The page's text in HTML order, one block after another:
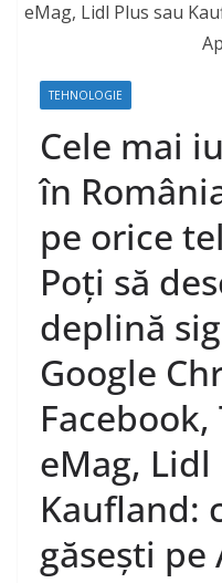
TEHNOLOGIE
Cele mai
în
pe orice
Poți să
deplină
Google
eMag, Lidl
Kaufland:
găsești pe